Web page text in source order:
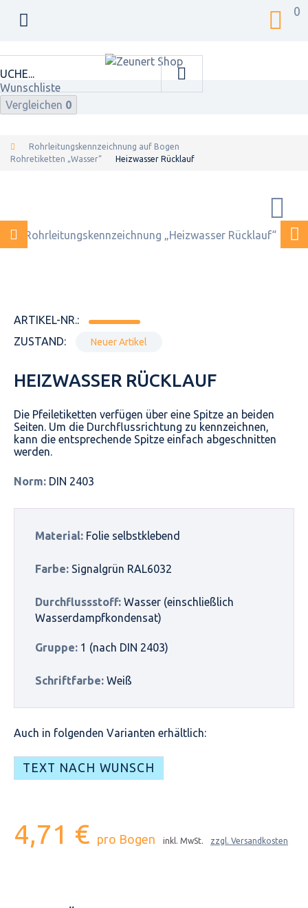
0
Wunschliste
Vergleichen 0
Rohrleitungskennzeichnung auf Bogen
Rohretiketten „Wasser“
Heizwasser Rücklauf
ARTIKEL-NR.:
ZUSTAND:
Neuer Artikel
HEIZWASSER RÜCKLAUF
Die Pfeiletiketten verfügen über eine Spitze an beiden
Seiten. Um die Durchflussrichtung zu kennzeichnen,
kann die entsprechende Spitze einfach abgeschnitten
werden.
Norm: DIN 2403
Material: Folie selbstklebend
Farbe: Signalgrün RAL6032
Durchflussstoff: Wasser (einschließlich
Wasserdampfkondensat)
Gruppe: 1 (nach DIN 2403)
Schriftfarbe: Weiß
Auch in folgenden Varianten erhältlich:
TEXT NACH WUNSCH
4,71 € pro Bogen inkl. MwSt. zzgl. Versandkosten